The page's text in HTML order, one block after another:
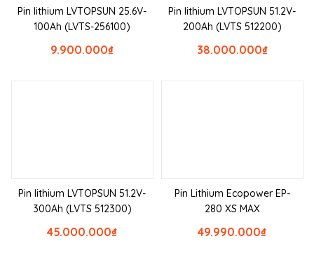
Pin lithium LVTOPSUN 25.6V-
100Ah (LVTS-256100)
₫
9.900.000
Pin lithium LVTOPSUN 51.2V-
200Ah (LVTS 512200)
₫
38.000.000
Pin lithium LVTOPSUN 51.2V-
300Ah (LVTS 512300)
₫
45.000.000
Pin Lithium Ecopower EP-
280 XS MAX
₫
49.990.000